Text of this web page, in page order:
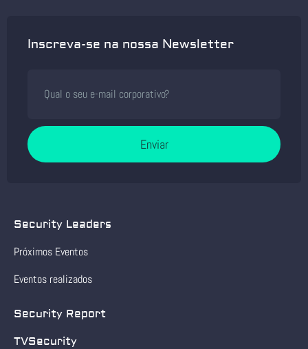
Inscreva-se na nossa Newsletter
Enviar
Security Leaders
Próximos Eventos
Eventos realizados
Security Report
TVSecurity